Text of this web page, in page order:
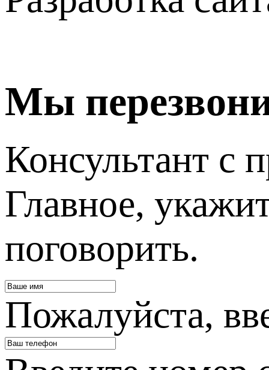
Мы
Консультант с
Главное,
поговорить.
Пожалуйста,